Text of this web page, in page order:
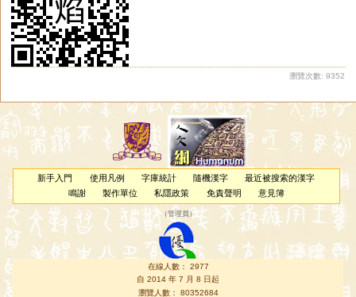
瀏覽次數: 9352
新手入門 使用凡例 字庫統計 隨機漢字
最近被搜索的漢字
鳴謝
製作單位 私隱政策 免責聲明 意見簿
（管理員 ）
在線人數： 2977
自 2014 年 7 月 8 日起
瀏覽人數： 80352684